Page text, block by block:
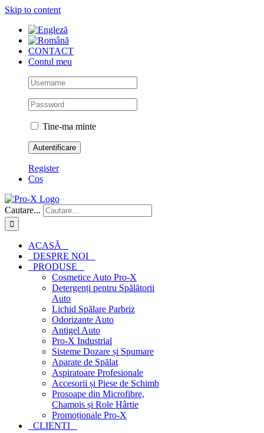
Skip to content
CONTACT
Contul meu
Tine-ma minte
Register
Cos
Cautare...
ACASĂ
DESPRE NOI
PRODUSE
Cosmetice Auto Pro-X
Detergenți pentru Spălătorii
Auto
Lichid Spălare Parbriz
Odorizante Auto
Antigel Auto
Pro-X Industrial
Sisteme Dozare și Spumare
Aparate de Spălat
Aspiratoare Profesionale
Accesorii și Piese de Schimb
Prosoape din Microfibre,
Chamois și Role Hârtie
Promoționale Pro-X
CLIENTI